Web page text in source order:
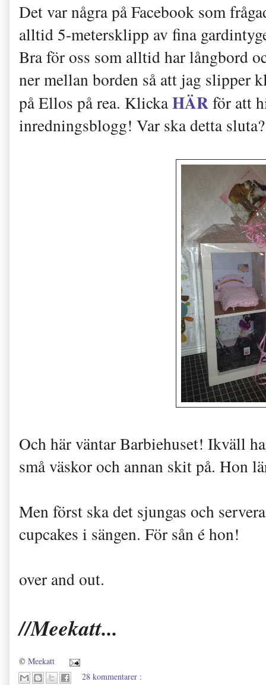
Det var några på Facebook som
alltid 5-metersklipp av fina
Bra för oss som alltid har långbord
ner mellan borden så att jag slipper
på Ellos på rea. KlickaHÄRför att
inredningsblogg! Var ska detta sluta?
Och här väntar Barbiehuset! Ikväll
små väskor och annan skit på. Hon
Men först ska det sjungas och
cupcakes i sängen. För sån é hon!
over and out.
//Meekatt...
© Meekatt
28 kommentarer :